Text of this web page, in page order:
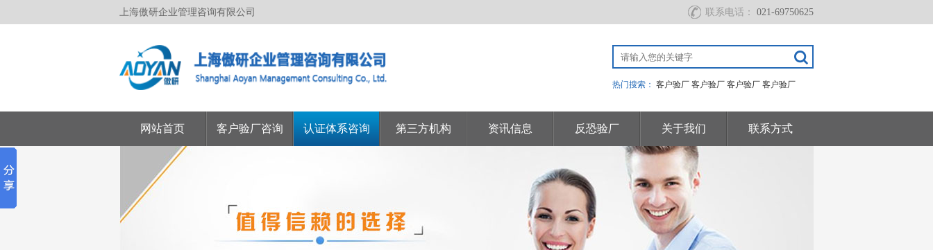
上海傲研企业管理咨询有限公司 联系电话： 021-69750625
热门搜索： 客户验厂 客户验厂 客户验厂 客户验厂
网站首页 客户验厂咨询 认证体系咨询 第三方机构 资讯信息 反恐验厂 关于我们 联系方式